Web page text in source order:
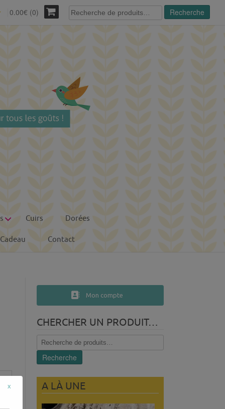
0.00€ (0)
Recherche
pour :
Recherche
Cuirs Dorées
Contact
Mon compte
CHERCHER UN PRODUIT…
Recherche
pour :
Recherche
A LÀ UNE
x